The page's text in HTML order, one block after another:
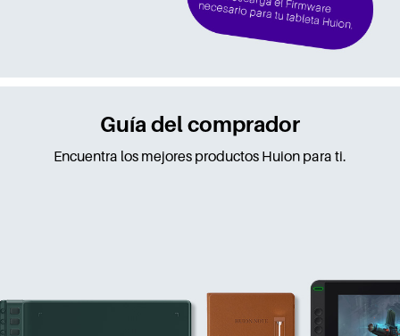
Guía del comprador
Encuentra los mejores productos Huion para ti.